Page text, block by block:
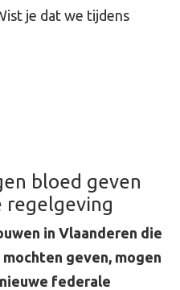
je dat we tijdens
bloed geven
regelgeving
in Vlaanderen die
geven, mogen
federale